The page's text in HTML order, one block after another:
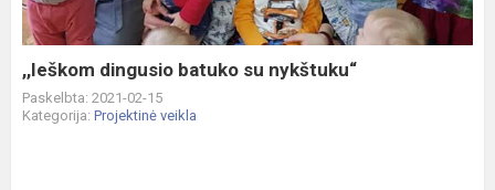
,,Ieškom dingusio batuko su nykštuku“
Paskelbta: 2021-02-15
Kategorija: Projektinė veikla